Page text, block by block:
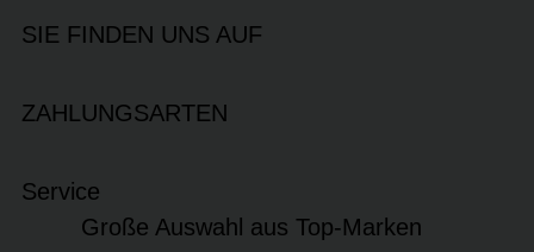
SIE FINDEN UNS AUF
ZAHLUNGSARTEN
Service
Große Auswahl aus Top-Marken